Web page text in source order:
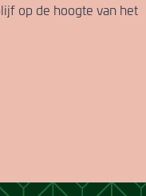
op de hoogte van het